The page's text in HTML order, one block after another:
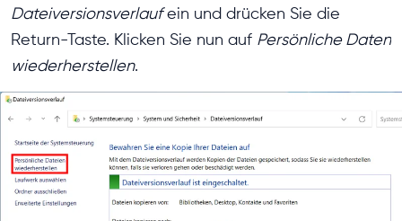
Dateiversionsverlaufein und drücken Sie die
Return-Taste. Klicken Sie nun auf Persönliche Daten
wiederherstellen.